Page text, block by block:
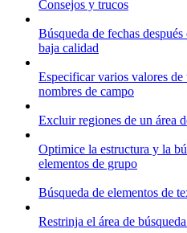
Consejos y trucos
Búsqueda de fechas
baja calidad
Especificar varios valores de
nombres de campo
Excluir regiones de un área
Optimice la estructura y la
elementos de grupo
Búsqueda de elementos de
Restrinja el área de